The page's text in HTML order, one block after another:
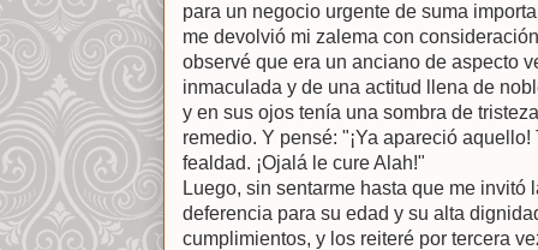
para un negocio urgente de suma
me devolvió mi zalema con
observé que era un anciano de aspecto
inmaculada y de una actitud llena de
y en sus ojos tenía una sombra de
remedio. Y pensé: "¡Ya apareció
fealdad. ¡Ojalá le cure Alah!"
Luego, sin sentarme hasta que me invitó
deferencia para su edad y su alta
cumplimientos, y los reiteré por tercera